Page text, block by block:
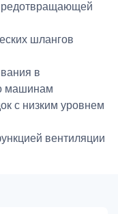
шлангов
в
машинам
с низким уровнем
вентиляции